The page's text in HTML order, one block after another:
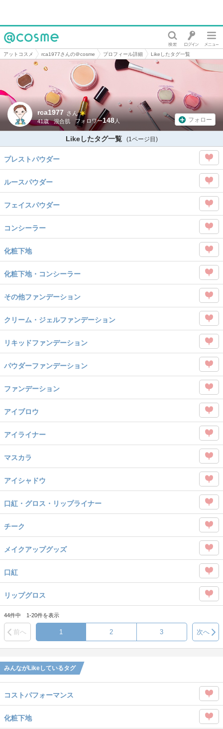
@cosme
アットコスメ rca1977さんの＠cosme プロフィール詳細 Likeしたタグ一覧
rca1977 さん
41歳 混合肌 148 フォロー
Likeしたタグ一覧 (1ページ目)
プレストパウダー
この
タグ
を
Like
ルースパウダー
この
タグ
を
Like
フェイスパウダー
この
タグ
を
Like
コンシーラー
この
タグ
を
Like
化粧下地
この
タグ
を
Like
化粧下地・コンシーラー
この
タグ
を
Like
その他ファンデーション
この
タグ
を
Like
クリーム・ジェルファンデーション
この
タグ
を
Like
リキッドファンデーション
この
タグ
を
Like
パウダーファンデーション
この
タグ
を
Like
ファンデーション
この
タグ
を
Like
アイブロウ
この
タグ
を
Like
アイライナー
この
タグ
を
Like
マスカラ
この
タグ
を
Like
アイシャドウ
この
タグ
を
Like
口紅・グロス・リップライナー
この
タグ
を
Like
チーク
この
タグ
を
Like
メイクアップグッズ
この
タグ
を
Like
口紅
この
タグ
Like
リップグロス
この
タグ
を
44件中 1-20件を表示
1 2 3
前へ 次へ
みんながLikeしているタグ
コストパフォーマンス
この
タグ
化粧下地